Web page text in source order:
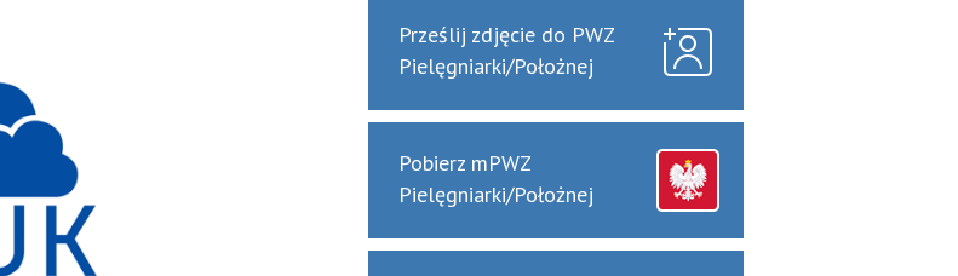
Prześlij zdjęcie do PWZ
Pielęgniarki/Położnej
Pobierz mPWZ
Pielęgniarki/Położnej